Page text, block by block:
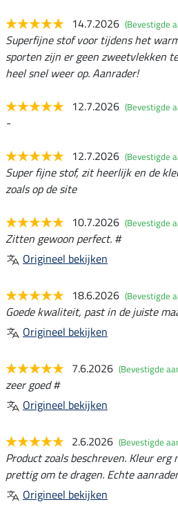
14.7.2026 (Bevestigde
Superfijne stof voor tijdens het
sporten zijn er geen zweetvlekken
heel snel weer op. Aanrader!
12.7.2026 (Bevestigde
-
12.7.2026 (Bevestigde
Super fijne stof, zit heerlijk en de
zoals op de site
10.7.2026 (Bevestigde
Zitten gewoon perfect. #
Origineel bekijken
18.6.2026 (Bevestigde
Goede kwaliteit, past in de juiste
Origineel bekijken
7.6.2026 (Bevestigde
zeer goed #
Origineel bekijken
2.6.2026 (Bevestigde
Product zoals beschreven. Kleur
prettig om te dragen. Echte
Origineel bekijken